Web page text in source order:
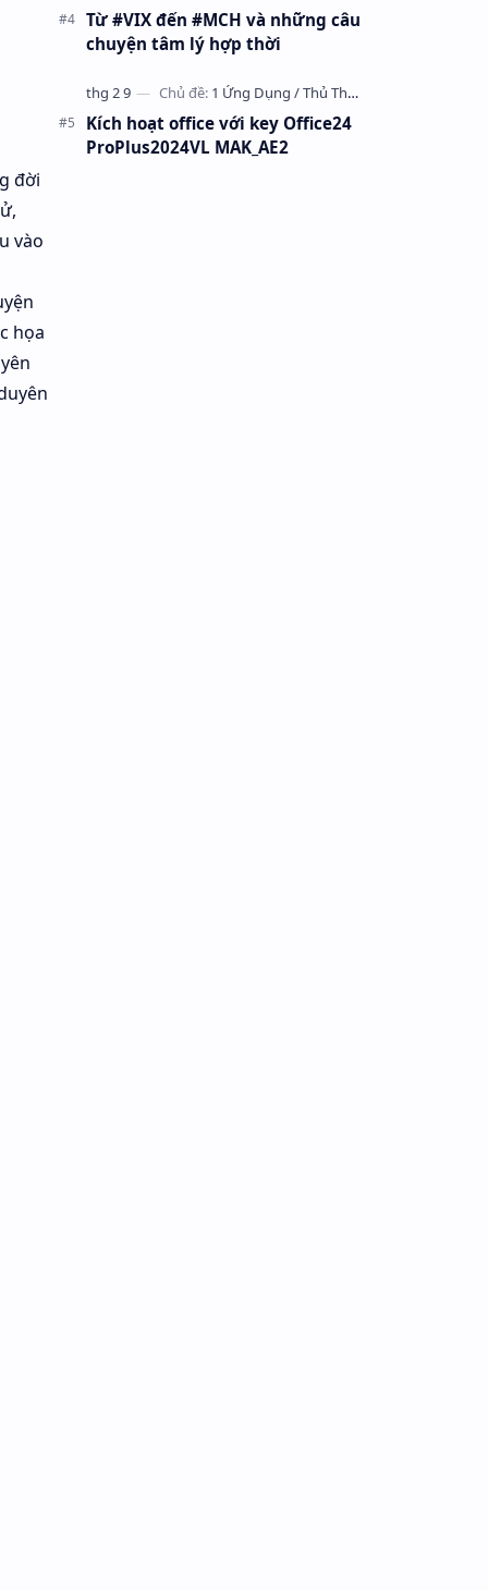
đời
vào
họa
Từ #VIX đến #MCH và những câu
chuyện tâm lý hợp thời
Kích hoạt office với key Office24
ProPlus2024VL MAK_AE2